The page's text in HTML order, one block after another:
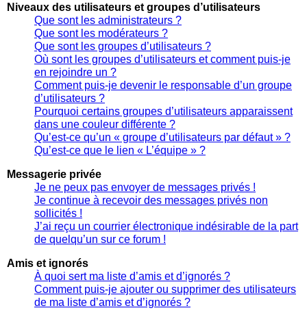
Niveaux des utilisateurs et groupes d’utilisateurs
Que sont les administrateurs ?
Que sont les modérateurs ?
Que sont les groupes d’utilisateurs ?
Où sont les groupes d’utilisateurs et comment puis-je
en rejoindre un ?
Comment puis-je devenir le responsable d’un groupe
d’utilisateurs ?
Pourquoi certains groupes d’utilisateurs apparaissent
dans une couleur différente ?
Qu’est-ce qu’un « groupe d’utilisateurs par défaut » ?
Qu’est-ce que le lien « L’équipe » ?
Messagerie privée
Je ne peux pas envoyer de messages privés !
Je continue à recevoir des messages privés non
sollicités !
J’ai reçu un courrier électronique indésirable de la part
de quelqu’un sur ce forum !
Amis et ignorés
À quoi sert ma liste d’amis et d’ignorés ?
Comment puis-je ajouter ou supprimer des utilisateurs
de ma liste d’amis et d’ignorés ?